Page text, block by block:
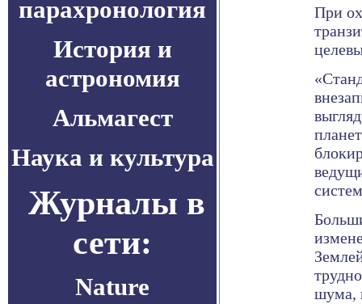
парахронология
История и
астрономия
Альмагест
Наука и культура
Журналы в
сети:
Nature
При
шума,